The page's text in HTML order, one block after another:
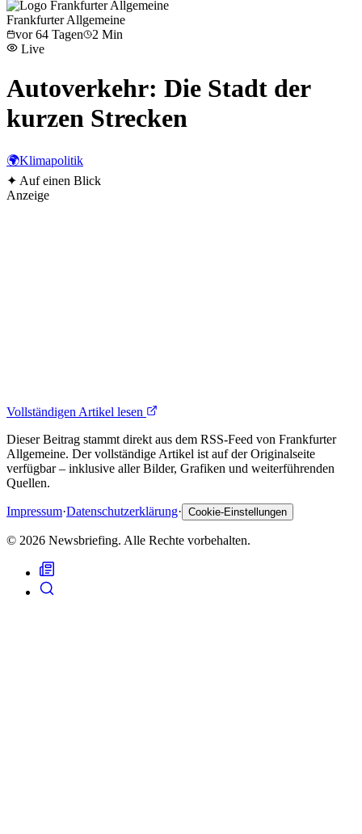
Frankfurter Allgemeine
vor 64 Tagen
2 Min
Live
Autoverkehr: Die Stadt der
kurzen Strecken
🌍Klimapolitik
✦ Auf einen Blick
Anzeige
Vollständigen Artikel lesen
Dieser Beitrag stammt direkt aus dem RSS-Feed von Frankfurter
Allgemeine. Der vollständige Artikel ist auf der Originalseite
verfügbar – inklusive aller Bilder, Grafiken und weiterführenden
Quellen.
Impressum·Datenschutzerklärung· Cookie-Einstellungen
© 2026 Newsbriefing. Alle Rechte vorbehalten.